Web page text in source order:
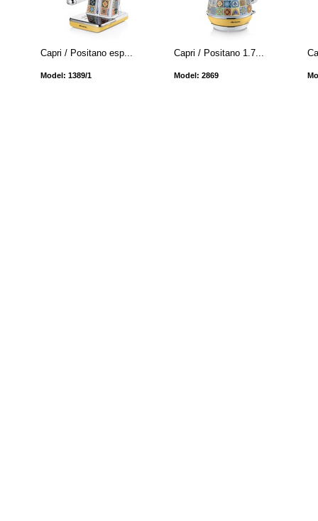
Capri / Positano esp...
Model: 1389/1
Capri / Positano 1.7...
Model: 2869